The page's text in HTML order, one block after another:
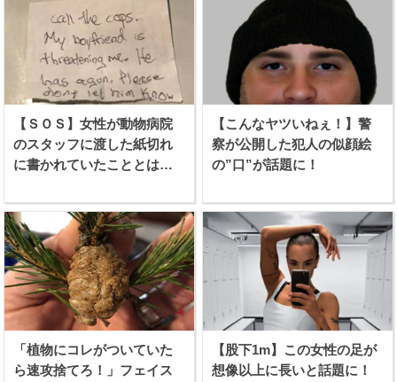
【ＳＯＳ】女性が動物病院
のスタッフに渡した紙切れ
に書かれていたこととは…
【こんなヤツいねぇ！】警
察が公開した犯人の似顔絵
の”口”が話題に！
「植物にコレがついていた
ら速攻捨てろ！」フェイス
【股下1m】この女性の足が
想像以上に長いと話題に！